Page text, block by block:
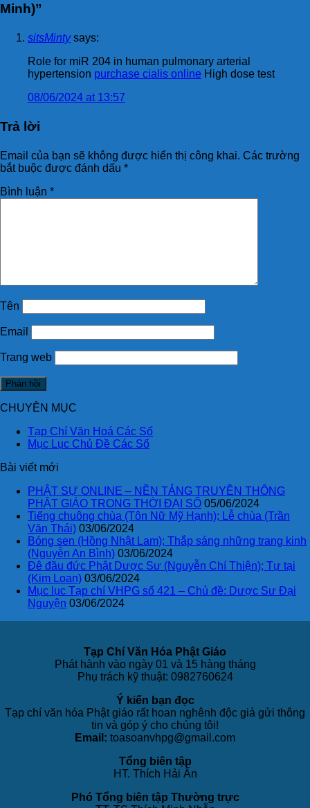
Minh)”
sitsMinty says:
Role for miR 204 in human pulmonary arterial
hypertension purchase cialis online High dose test
08/06/2024 at 13:57
Trả lời
Email của bạn sẽ không được hiển thị công khai. Các trường
bắt buộc được đánh dấu *
Bình luận *
Tên
Email
Trang web
CHUYÊN MỤC
Tạp Chí Văn Hoá Các Số
Mục Lục Chủ Đề Các Số
Bài viết mới
PHẬT SỰ ONLINE – NỀN TẢNG TRUYỀN THÔNG
PHẬT GIÁO TRONG THỜI ĐẠI SỐ 05/06/2024
Tiếng chuông chùa (Tôn Nữ Mỹ Hạnh); Lễ chùa (Trần
Văn Thái) 03/06/2024
Bóng sen (Hồng Nhật Lam); Thắp sáng những trang kinh
(Nguyễn An Bình) 03/06/2024
Đê đầu đức Phật Dược Sư (Nguyễn Chí Thiện); Tự tại
(Kim Loan) 03/06/2024
Mục lục Tạp chí VHPG số 421 – Chủ đề: Dược Sư Đại
Nguyện 03/06/2024
Tạp Chí Văn Hóa Phật Giáo
Phát hành vào ngày 01 và 15 hàng tháng
Phụ trách kỹ thuật: 0982760624
Ý kiến bạn đọc
Tạp chí văn hóa Phật giáo rất hoan nghênh độc giả gửi thông
tin và góp ý cho chúng tôi!
Email: toasoanvhpg@gmail.com
Tổng biên tập
HT. Thích Hải Ấn
Phó Tổng biên tập Thường trực